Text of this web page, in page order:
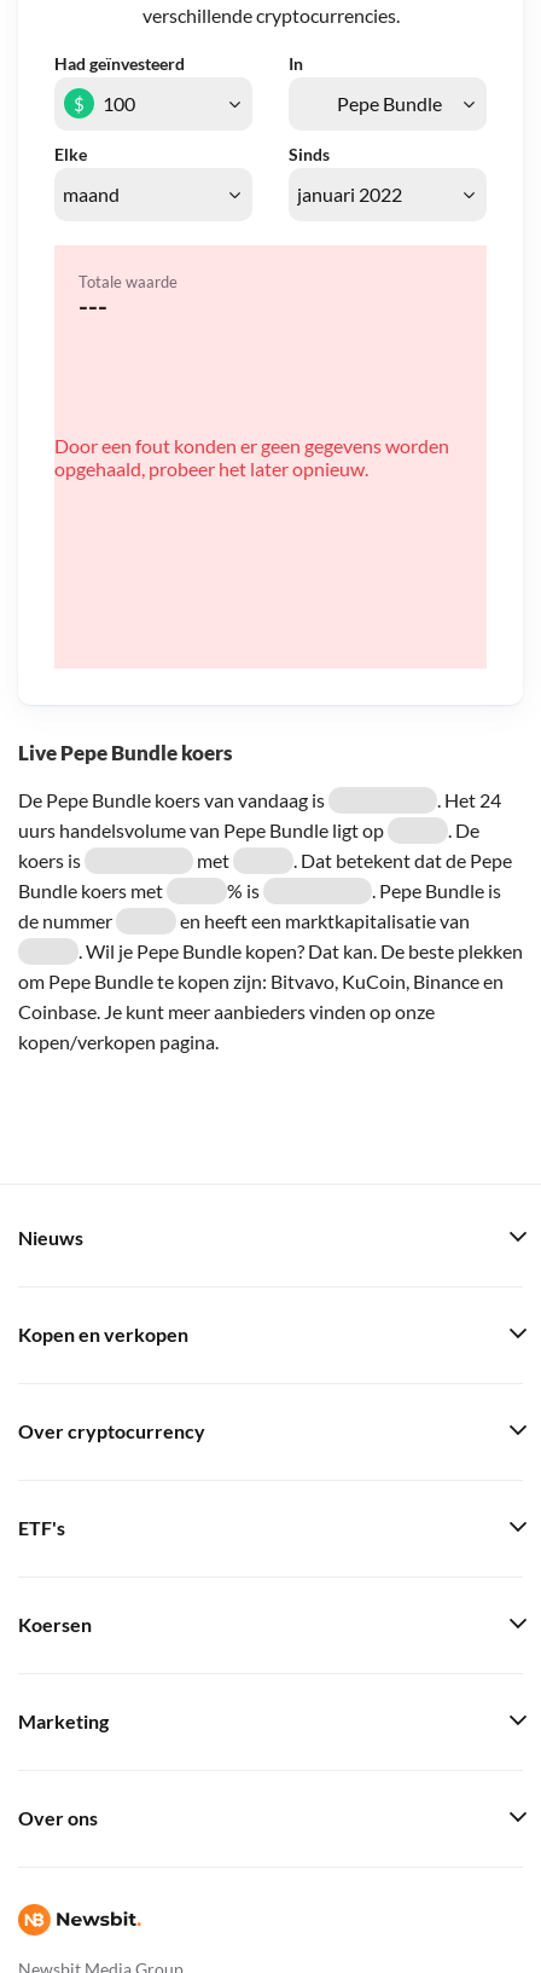
Live Pepe Bundle koers
De Pepe Bundle koers van vandaag is
. Het 24
uurs handelsvolume van Pepe Bundle ligt op
. De
koers is
met
. Dat betekent dat de Pepe
Bundle koers met
% is
. Pepe Bundle is
de nummer
en heeft een marktkapitalisatie van
. Wil je Pepe Bundle kopen? Dat kan. De beste plekken
om Pepe Bundle te kopen zijn: Bitvavo, KuCoin, Binance en
Coinbase. Je kunt meer aanbieders vinden op onze
kopen/verkopen pagina.
verschillende cryptocurrencies.
Had geïnvesteerd In
Elke Sinds
$
Totale waarde
---
Door een fout konden er geen gegevens worden
opgehaald, probeer het later opnieuw.
Newsbit Media Group
Nieuws
Kopen en verkopen
Over cryptocurrency
ETF's
Koersen
Marketing
Over ons